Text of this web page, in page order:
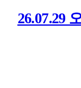
26.07.29